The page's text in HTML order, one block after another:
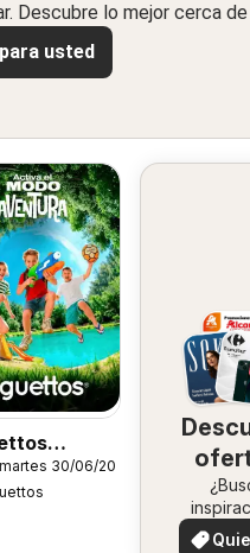
Descubre lo mejor cerca
usted
30/06/2026
en
¡Vea